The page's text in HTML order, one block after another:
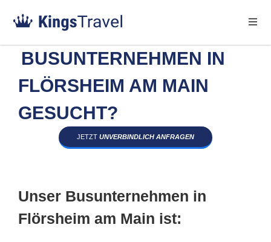
BUSUNTERNEHMEN IN
FLÖRSHEIM AM MAIN
GESUCHT?
JETZT UNVERBINDLICH ANFRAGEN
Unser Busunternehmen in
Flörsheim am Main ist: